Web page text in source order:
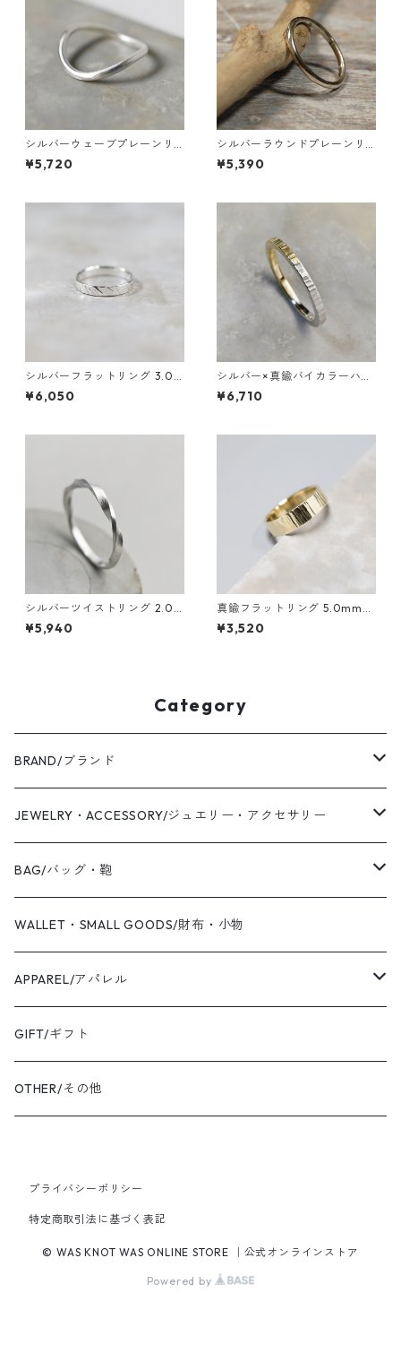
シルバーウェーブプレーンリ
ング 1.8mm幅 つや消し 3号～
27号｜WKH WAVE PLAIN RIN
¥5,720
シルバーラウンドプレーンリ
ング 1.8mm幅 鏡面｜FA-118
¥5,390
シルバーフラットリング 3.0m
m幅 斜槌目｜FA-1178
¥6,050
シルバー×真鍮バイカラーハー
フシックフラットリング 2.0m
m幅 つや消し縦槌目 3号～27
¥6,710
シルバーツイストリング 2.0m
m幅 つや消し 3号～27号｜W
KH TWIST RING 2.0 sv matt
¥5,940
真鍮フラットリング 5.0mm幅
縦槌目｜FA-1117
¥3,520
Category
BRAND/ブランド
WAS KNOT WAS
2019 S/S
Coaling Cards Publisher
JEWELRY・ACCESSORY/ジュエリー・アクセサリー
RING/リング・指輪
PIERCED EARRINGS/ピアス
EAR CUFF/イヤーカフ
BANGLE・BRACELET/バングル・ブレスレット
K18YG/K18イエローゴールド
PT900/プラチナ
K10YG/K10イエローゴールド
BAG/バッグ・鞄
CANVAS/帆布
LEATHER/皮革
トートバッグ
ショルダーバッグ
WALLET・SMALL GOODS/財布・小物
APPAREL/アパレル
TOPS/トップス
SHIRT・BLOUSE/シャツ・ブラウス
OUTER/アウター
GIFT/ギフト
OTHER/その他
プライバシーポリシー
特定商取引法に基づく表記
© WAS KNOT WAS ONLINE STORE ｜公式オンラインストア
Powered by